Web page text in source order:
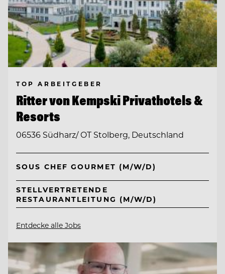
TOP ARBEITGEBER
Ritter von Kempski Privathotels &
Resorts
06536 Südharz/ OT Stolberg, Deutschland
SOUS CHEF GOURMET (M/W/D)
STELLVERTRETENDE
RESTAURANTLEITUNG (M/W/D)
Entdecke alle Jobs